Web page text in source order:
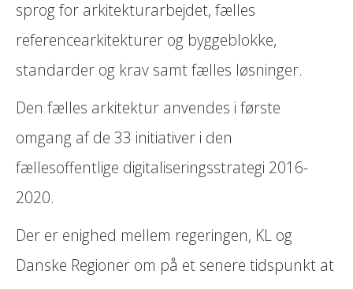
sprog for arkitekturarbejdet, fælles
referencearkitekturer og byggeblokke,
standarder og krav samt fælles løsninger.
Den fælles arkitektur anvendes i første
omgang af de 33 initiativer i den
fællesoffentlige digitaliseringsstrategi 2016-
2020.
Der er enighed mellem regeringen, KL og
Danske Regioner om på et senere tidspunkt at